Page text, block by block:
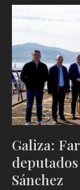
Galiza:
deputados
Sánchez